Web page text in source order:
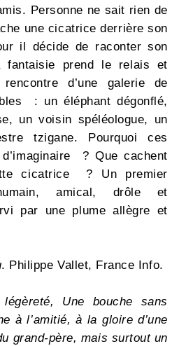
Personne ne sait rien de
une cicatrice derrière son
il décide de raconter son
fantaisie prend le relais et
d’une galerie de
: un éléphant dégonflé,
un voisin spéléologue, un
tzigane. Pourquoi ces
? Que cachent
cicatrice ? Un premier
amical, drôle et
par une plume allègre et
. Philippe Vallet, France Info.
Une bouche sans
à l’amitié, à la gloire d’une
grand-père, mais surtout un